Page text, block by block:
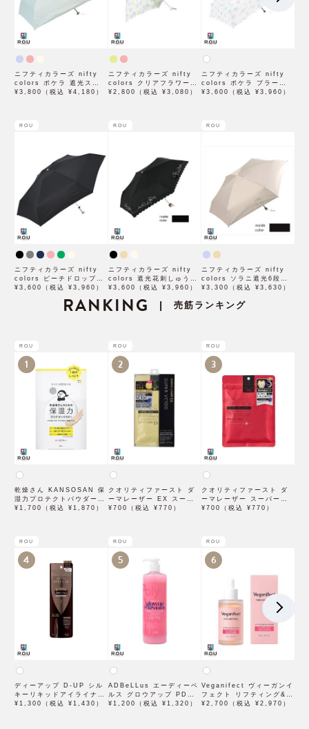
ニフティカラーズ nifty
colors ポケラ 遮光スター
5段ミニ 50cm 日傘 雨傘
¥3,800（税込 ¥4,180）
ニフティカラーズ nifty
colors クリアフラワー ミ
ニ 55cm 雨傘 折りたたみ
¥2,800（税込 ¥3,080）
ニフティカラーズ nifty
colors ポケラ ブラーフラ
ワー5段ミニ オフホワイト
¥3,600（税込 ¥3,960）
ROU
ニフティカラーズ nifty
colors ピーチドロップ5
段ミニ 50cm 日傘 雨傘
¥3,600（税込 ¥3,960）
ROU
ニフティカラーズ nifty
colors 遮光花刺しゅう ミ
ニ 50cm 日傘 折りたたみ
¥3,600（税込 ¥3,960）
ROU
ニフティカラーズ nifty
colors ソラニ遮光6段ミ
ニマムミニ 50cm 日傘 雨
¥3,300（税込 ¥3,630）
RANKING | 売筋ランキング
ROU
1
乾燥さん KANSOSAN 保
湿力プロテクトパウダー
10g【BCLカンパニー】
¥1,700（税込 ¥1,870）
ROU
2
クオリティファースト ダ
ーマレーザー EX スーパ
ー VC100 マスク 1枚入
¥700（税込 ¥770）
ROU
3
クオリティファースト ダ
ーマレーザー スーパーレ
チノール100マスク 7枚入
¥700（税込 ¥770）
ROU
4
ディーアップ D-UP シル
キーリキッドアイライナー
WP ブラウンブラック
¥1,300（税込 ¥1,430）
ROU
5
ADBeLLus エーディーベ
ルス グロウアップ PDRN
ローション 500mL
¥1,200（税込 ¥1,320）
ROU
6
Veganifect ヴィーガンイ
フェクト リフティング&バ
ランシング フィグチェス
¥2,700（税込 ¥2,970）